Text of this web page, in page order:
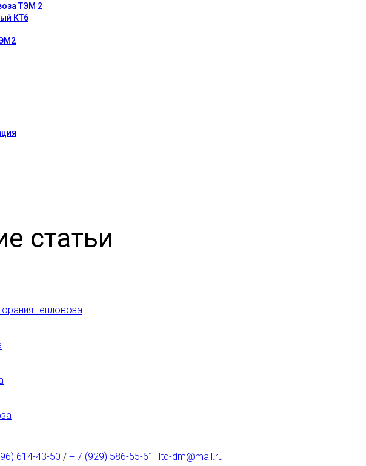
ТЭМ 2
КТ6
статьи
тепловоза
614-43-50 / + 7 (929) 586-55-61 ltd-dm@mail.ru